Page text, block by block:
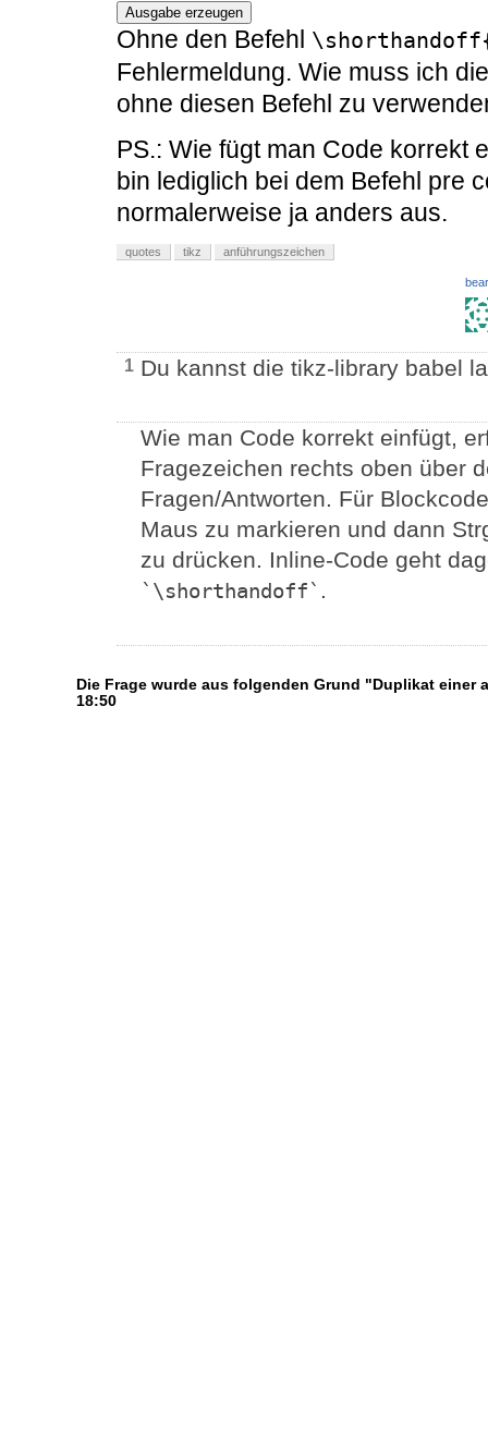
Ausgabe erzeugen
Ohne den Befehl
Fehlermeldung. Wie muss ich
ohne diesen Befehl zu
PS.: Wie fügt man Code korrekt
bin lediglich bei dem Befehl pre
normalerweise ja anders aus.
quotes tikz anführungszeichen
1 Du kannst die tikz-library babel
Wie man Code korrekt einfügt,
Fragezeichen rechts oben über
Fragen/Antworten. Für
Maus zu markieren und dann
zu drücken. Inline-Code geht
`\shorthandoff` .
Die Frage wurde aus folgenden Grund "Duplikat einer
18:50